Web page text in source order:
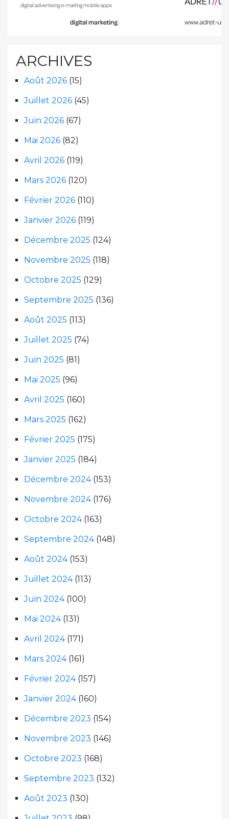
ARCHIVES
Août 2026 (15)
Juillet 2026 (45)
Juin 2026 (67)
Mai 2026 (82)
Avril 2026 (119)
Mars 2026 (120)
Février 2026 (110)
Janvier 2026 (119)
Décembre 2025 (124)
Novembre 2025 (118)
Octobre 2025 (129)
Septembre 2025 (136)
Août 2025 (113)
Juillet 2025 (74)
Juin 2025 (81)
Mai 2025 (96)
Avril 2025 (160)
Mars 2025 (162)
Février 2025 (175)
Janvier 2025 (184)
Décembre 2024(153)
Novembre 2024(176)
Octobre 2024(163)
Septembre 2024(148)
Août 2024(153)
Juillet 2024(113)
Juin 2024(100)
Mai 2024(131)
Avril 2024(171)
Mars 2024(161)
Février 2024(157)
Janvier 2024(160)
Décembre 2023 (154)
Novembre 2023 (146)
Octobre 2023 (168)
Septembre 2023 (132)
Août 2023 (130)